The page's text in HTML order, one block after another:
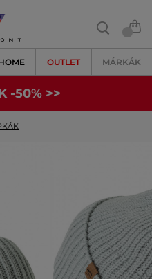
OUTLET MÁRKÁK
-50% >>